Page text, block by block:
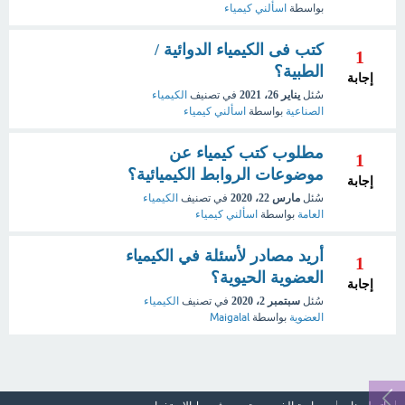
بواسطة اسألني كيمياء
1
إجابة
كتب فى الكيمياء الدوائية /
الطبية؟
سُئل يناير 26، 2021 في تصنيف الكيمياء
الصناعية بواسطة اسألني كيمياء
1
إجابة
مطلوب كتب كيمياء عن
موضوعات الروابط الكيميائية؟
سُئل مارس 22، 2020 في تصنيف الكيمياء
العامة بواسطة اسألني كيمياء
1
إجابة
أريد مصادر لأسئلة في الكيمياء
العضوية الحيوية؟
سُئل سبتمبر 2، 2020 في تصنيف الكيمياء
العضوية بواسطة Maigalal